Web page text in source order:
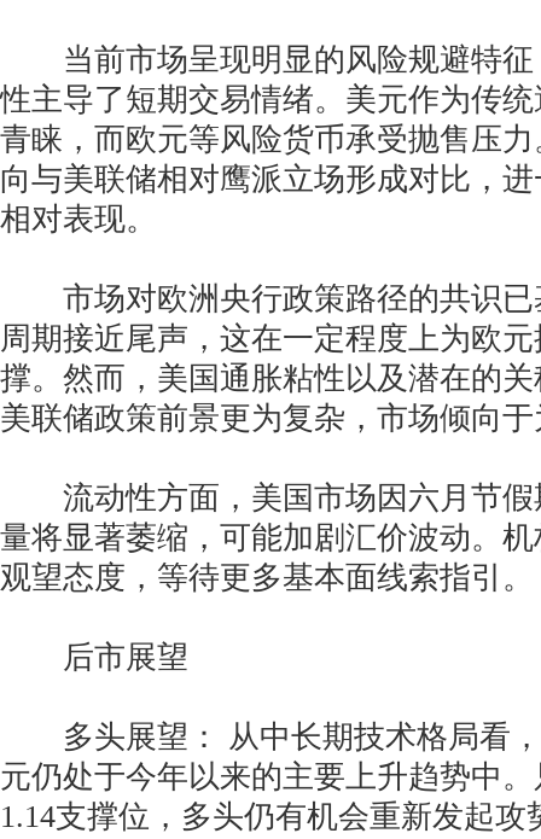
当前市场呈现明显的风险规避特征
性主导了短期交易情绪。美元作为传
青睐，而欧元等风险货币承受抛售压
向与美联储相对鹰派立场形成对比，
相对表现。
市场对欧洲央行政策路径的共识已
周期接近尾声，这在一定程度上为欧
撑。然而，美国通胀粘性以及潜在的
美联储政策前景更为复杂，市场倾向
流动性方面，美国市场因六月节假
量将显著萎缩，可能加剧汇价波动。
观望态度，等待更多基本面线索指引。
后市展望
多头展望： 从中长期技术格局看，
元仍处于今年以来的主要上升趋势中
1.14支撑位，多头仍有机会重新发起